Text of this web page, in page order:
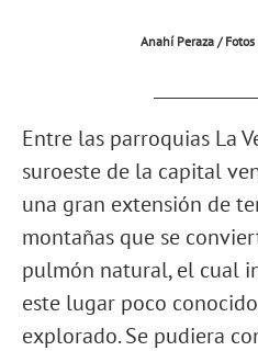
Anahí Peraza /
Entre las parroquias La
suroeste de la capital
una gran extensión de
montañas que se
pulmón natural, el cual
este lugar poco
explorado. Se pudiera